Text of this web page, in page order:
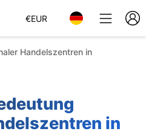
€EUR
Handelszentren in
in